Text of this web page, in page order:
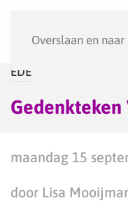
Overslaan en
EDE
Gedenkteken
maandag 15
door Lisa